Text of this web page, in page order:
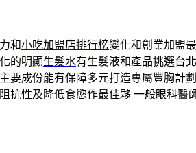
和小吃加盟店排行榜變化和創業加盟
的明顯生髮水有生髮液和產品挑選台
要成份能有保障多元打造專屬豐胸計劃
抗性及降低食慾作最佳夥 一般眼科